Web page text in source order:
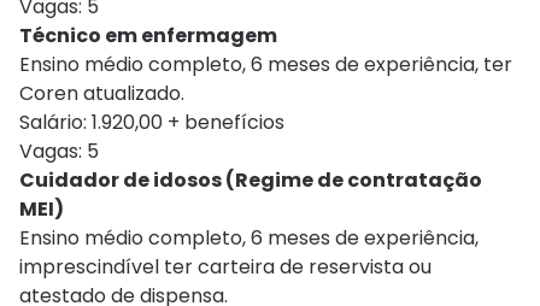
Vagas: 5
Técnico em enfermagem
Ensino médio completo, 6 meses de experiência, ter
Coren atualizado.
Salário: 1.920,00 + benefícios
Vagas: 5
Cuidador de idosos (Regime de contratação
MEI)
Ensino médio completo, 6 meses de experiência,
imprescindível ter carteira de reservista ou
atestado de dispensa.